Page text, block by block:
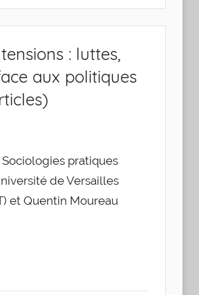
: luttes,
aux politiques
pratiques
de Versailles
et Quentin Moureau